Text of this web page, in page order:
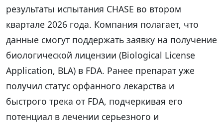
результаты испытания CHASE во втором
квартале 2026 года. Компания полагает, что
данные смогут поддержать заявку на получение
биологической лицензии (Biological License
Application, BLA) в FDA. Ранее препарат уже
получил статус орфанного лекарства и
быстрого трека от FDA, подчеркивая его
потенциал в лечении серьезного и